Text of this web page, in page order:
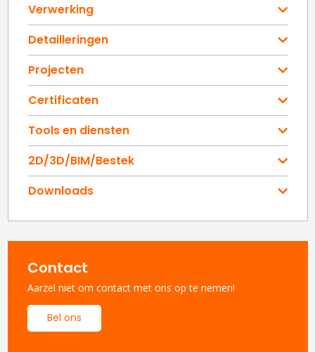
Verwerking
Detailleringen
Projecten
Certificaten
Tools en diensten
2D/3D/BIM/Bestek
Downloads
Contact
Aarzel niet om contact met ons op te nemen!
Bel ons